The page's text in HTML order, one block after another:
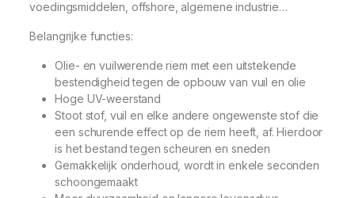
voedingsmiddelen, offshore, algemene industrie…
Belangrijke functies:
Olie- en vuilwerende riem met een uitstekende
bestendigheid tegen de opbouw van vuil en olie
Hoge UV-weerstand
Stoot stof, vuil en elke andere ongewenste stof die
een schurende effect op de riem heeft, af. Hierdoor
is het bestand tegen scheuren en sneden
Gemakkelijk onderhoud, wordt in enkele seconden
schoongemaakt